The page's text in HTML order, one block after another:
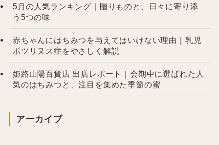
5月の人気ランキング｜贈りものと、日々に寄り添
う5つの味
赤ちゃんにはちみつを与えてはいけない理由｜乳児
ボツリヌス症をやさしく解説
姫路山陽百貨店 出店レポート｜会期中に選ばれた人
気のはちみつと、注目を集めた季節の蜜
アーカイブ